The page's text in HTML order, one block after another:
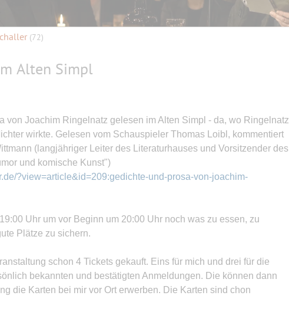
(72)
Alten Simpl
von Joachim Ringelnatz gelesen im Alten Simpl - da, wo Ringelnatz
wirkte. Gelesen vom Schauspieler Thomas Loibl, kommentiert
(langjähriger Leiter des Literaturhauses und Vorsitzender des
und komische Kunst")
?view=article&id=209:gedichte-und-prosa-von-joachim-
Uhr um vor Beginn um 20:00 Uhr noch was zu essen, zu
Plätze zu sichern.
schon 4 Tickets gekauft. Eins für mich und drei für die
bekannten und bestätigten Anmeldungen. Die können dann
die Karten bei mir vor Ort erwerben. Die Karten sind chon